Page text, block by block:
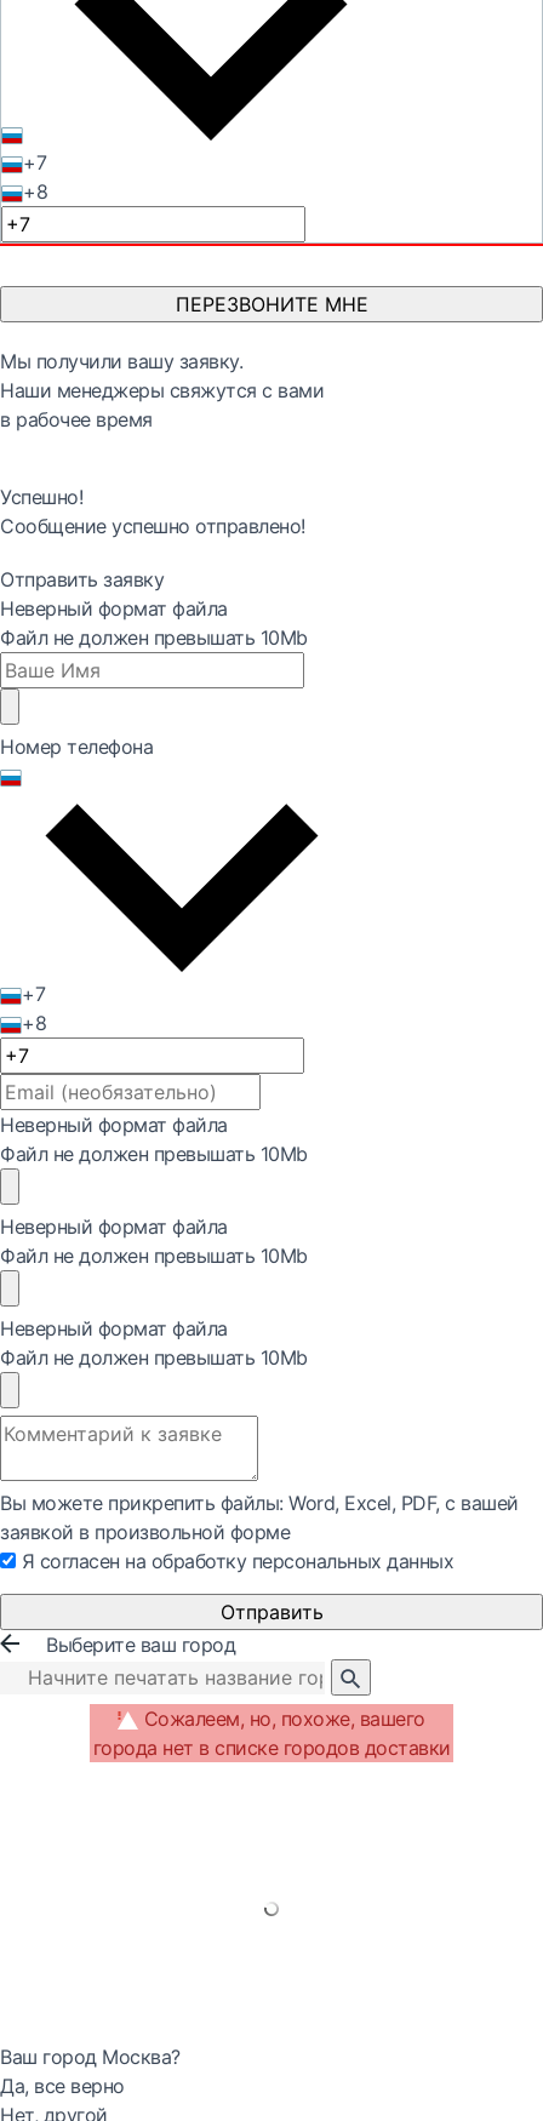
+7
+8
ПЕРЕЗВОНИТЕ МНЕ
Мы получили вашу заявку.
Наши менеджеры свяжутся с вами
в рабочее время
Успешно!
Сообщение успешно отправлено!
Отправить заявку
Неверный формат файла
Файл не должен превышать 10Mb
Номер телефона
+7
+8
Неверный формат файла
Файл не должен превышать 10Mb
Неверный формат файла
Файл не должен превышать 10Mb
Неверный формат файла
Файл не должен превышать 10Mb
Вы можете прикрепить файлы: Word, Exсel, PDF, с вашей
заявкой в произвольной форме
Я согласен на обработку персональных данных
Отправить
Выберите ваш город
Сожалеем, но, похоже, вашего
города нет в списке городов доставки
Ваш город Москва?
Да, все верно
Нет, другой